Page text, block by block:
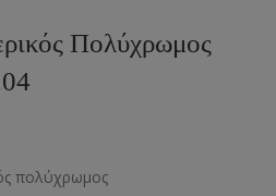
Πολύχρωμος
πολύχρωμος